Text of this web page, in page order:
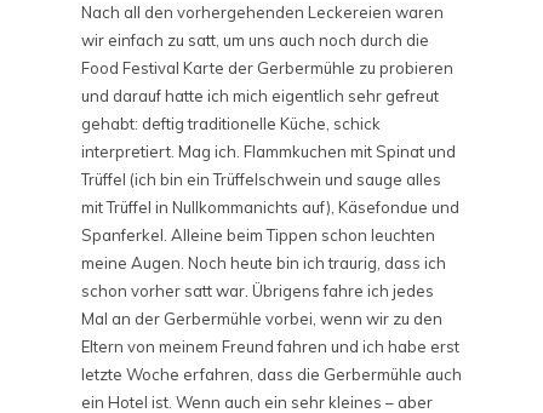
Nach all den vorhergehenden Leckereien waren
wir einfach zu satt, um uns auch noch durch die
Food Festival Karte der Gerbermühle zu probieren
und darauf hatte ich mich eigentlich sehr gefreut
gehabt: deftig traditionelle Küche, schick
interpretiert. Mag ich. Flammkuchen mit Spinat und
Trüffel (ich bin ein Trüffelschwein und sauge alles
mit Trüffel in Nullkommanichts auf), Käsefondue und
Spanferkel. Alleine beim Tippen schon leuchten
meine Augen. Noch heute bin ich traurig, dass ich
schon vorher satt war. Übrigens fahre ich jedes
Mal an der Gerbermühle vorbei, wenn wir zu den
Eltern von meinem Freund fahren und ich habe erst
letzte Woche erfahren, dass die Gerbermühle auch
ein Hotel ist. Wenn auch ein sehr kleines – aber